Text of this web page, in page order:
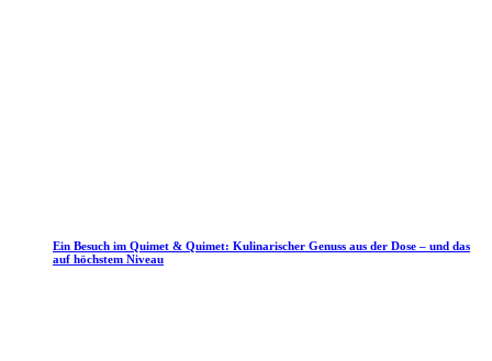
Ein Besuch im Quimet & Quimet: Kulinarischer Genuss aus der Dose – und das
auf höchstem Niveau